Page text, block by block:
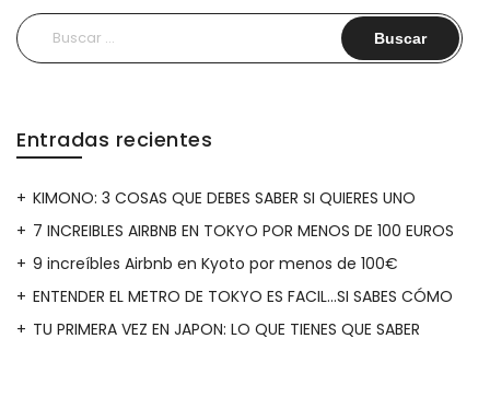
Buscar:
Entradas recientes
KIMONO: 3 COSAS QUE DEBES SABER SI QUIERES UNO
7 INCREIBLES AIRBNB EN TOKYO POR MENOS DE 100 EUROS
9 increíbles Airbnb en Kyoto por menos de 100€
ENTENDER EL METRO DE TOKYO ES FACIL…SI SABES CÓMO
TU PRIMERA VEZ EN JAPON: LO QUE TIENES QUE SABER